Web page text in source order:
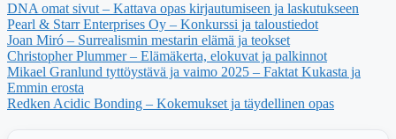
DNA omat sivut – Kattava opas kirjautumiseen ja laskutukseen
Pearl & Starr Enterprises Oy – Konkurssi ja taloustiedot
Joan Miró – Surrealismin mestarin elämä ja teokset
Christopher Plummer – Elämäkerta, elokuvat ja palkinnot
Mikael Granlund tyttöystävä ja vaimo 2025 – Faktat Kukasta ja
Emmin erosta
Redken Acidic Bonding – Kokemukset ja täydellinen opas